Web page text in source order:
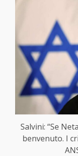
Salvini: “Se
benvenuto. I